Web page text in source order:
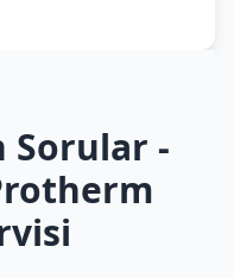
Sorular -